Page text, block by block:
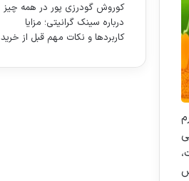
کوروش گودرزی پوردر همه چیز
درباره سینک گرانیتی؛ مزایا
کاربردها و نکات مهم قبل از خرید